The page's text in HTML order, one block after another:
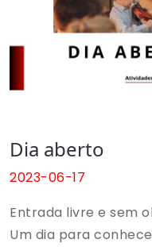
Dia aberto
2023-06-17
Entrada livre e sem
Um dia para